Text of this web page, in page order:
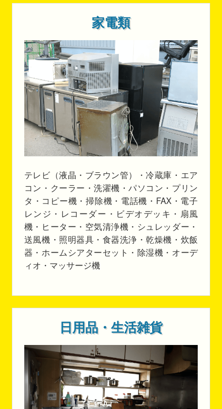
家電類
テレビ（液晶・ブラウン管）・冷蔵庫・エア
コン・クーラー・洗濯機・パソコン・プリン
タ・コピー機・掃除機・電話機・FAX・電子
レンジ・レコーダー・ビデオデッキ・扇風
機・ヒーター・空気清浄機・シュレッダー・
送風機・照明器具・食器洗浄・乾燥機・炊飯
器・ホームシアターセット・除湿機・オーデ
ィオ・マッサージ機
日用品・生活雑貨